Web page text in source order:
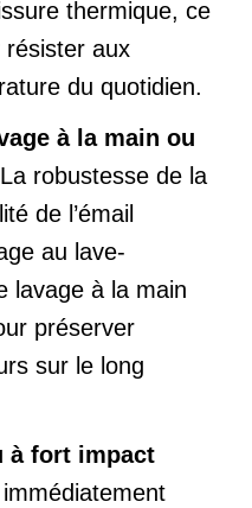
thermique, ce
résister aux
du quotidien.
à la main ou
robustesse de la
de l’émail
au lave-
lavage à la main
préserver
sur le long
à fort impact